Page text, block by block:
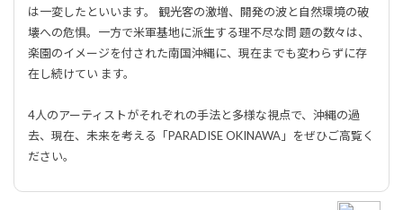
は一変したといいます。 観光客の激増、開発の波と自然環境の破
壊への危惧。一方で米軍基地に派生する理不尽な問 題の数々は、
楽園のイメージを付された南国沖縄に、現在までも変わらずに存
在し続けてい ます。
4人のアーティストがそれぞれの手法と多様な視点で、沖縄の過
去、現在、未来を考える「PARADISE OKINAWA」をぜひご高覧く
ださい。